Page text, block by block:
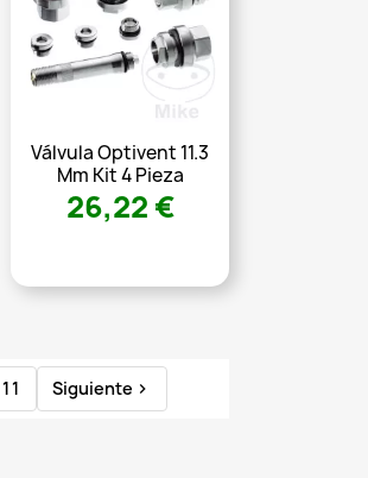
Válvula Optivent 11.3
Mm Kit 4 Pieza
26,22 €
Siguiente 